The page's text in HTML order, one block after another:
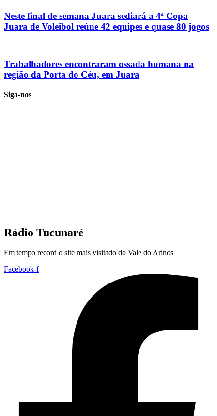
Neste final de semana Juara sediará a 4ª Copa
Juara de Voleibol reúne 42 equipes e quase 80 jogos
Trabalhadores encontraram ossada humana na
região da Porta do Céu, em Juara
Siga-nos
Rádio Tucunaré
Em tempo record o site mais visitado do Vale do Arinos
Facebook-f